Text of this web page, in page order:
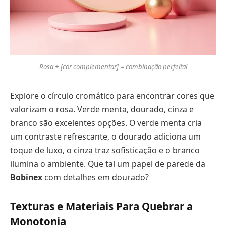
Rosa + [cor complementar] = combinação perfeita!
Explore o círculo cromático para encontrar cores que
valorizam o rosa. Verde menta, dourado, cinza e
branco são excelentes opções. O verde menta cria
um contraste refrescante, o dourado adiciona um
toque de luxo, o cinza traz sofisticação e o branco
ilumina o ambiente. Que tal um papel de parede da
Bobinex com detalhes em dourado?
Texturas e Materiais Para Quebrar a
Monotonia